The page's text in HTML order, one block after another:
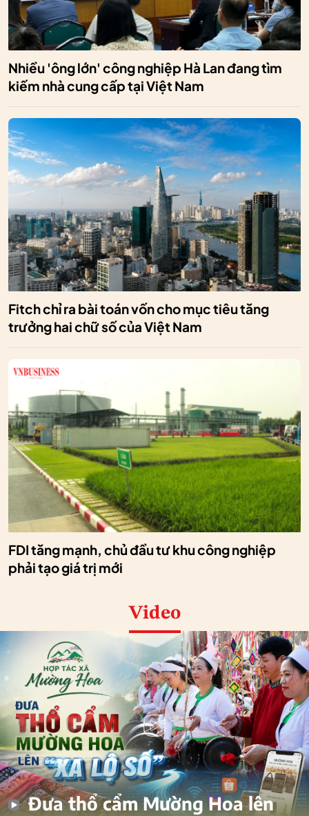
Nhiều 'ông lớn' công nghiệp Hà Lan đang tìm
kiếm nhà cung cấp tại Việt Nam
Fitch chỉ ra bài toán vốn cho mục tiêu tăng
trưởng hai chữ số của Việt Nam
FDI tăng mạnh, chủ đầu tư khu công nghiệp
phải tạo giá trị mới
Video
Đưa thổ cẩm Mường Hoa lên